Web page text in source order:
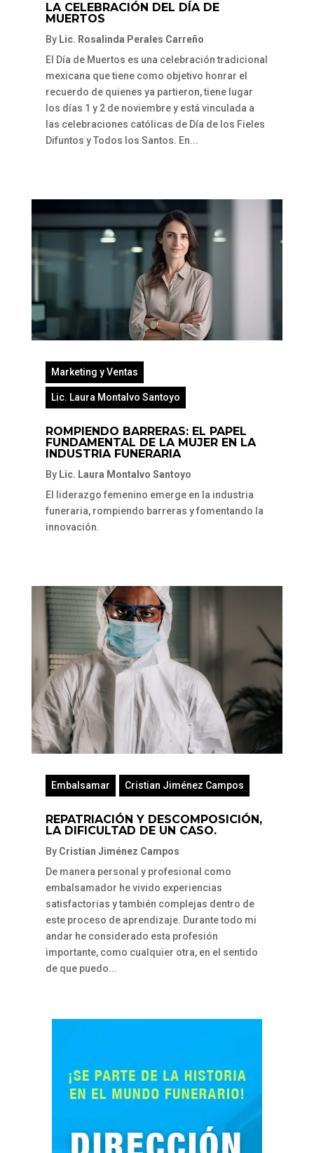
LA CELEBRACIÓN DEL DÍA DE
MUERTOS
By Lic. Rosalinda Perales Carreño
El Día de Muertos es una celebración tradicional
mexicana que tiene como objetivo honrar el
recuerdo de quienes ya partieron, tiene lugar
los días 1 y 2 de noviembre y está vinculada a
las celebraciones católicas de Día de los Fieles
Difuntos y Todos los Santos. En...
Marketing y Ventas
Lic. Laura Montalvo Santoyo
ROMPIENDO BARRERAS: EL PAPEL
FUNDAMENTAL DE LA MUJER EN LA
INDUSTRIA FUNERARIA
By Lic. Laura Montalvo Santoyo
El liderazgo femenino emerge en la industria
funeraria, rompiendo barreras y fomentando la
innovación.
Embalsamar Cristian Jiménez Campos
REPATRIACIÓN Y DESCOMPOSICIÓN,
LA DIFICULTAD DE UN CASO.
By Cristian Jiménez Campos
De manera personal y profesional como
embalsamador he vivido experiencias
satisfactorias y también complejas dentro de
este proceso de aprendizaje. Durante todo mi
andar he considerado esta profesión
importante, como cualquier otra, en el sentido
de que puedo...